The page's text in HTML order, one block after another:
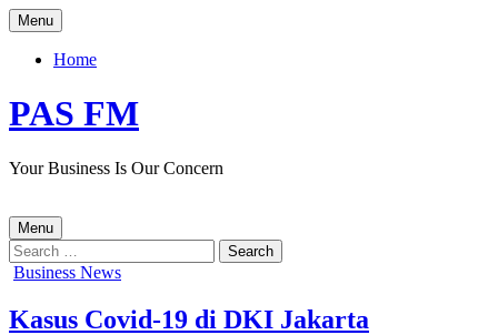
Skip
to
content
Menu
Home
PAS FM
Your Business Is Our Concern
Menu
Search
for:
Posted
Business News
Kasus Covid-19 di DKI Jakarta